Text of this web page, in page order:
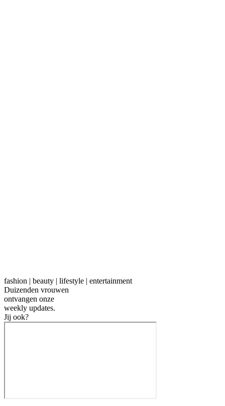
fashion | beauty | lifestyle | entertainment
Duizenden vrouwen
ontvangen onze
weekly updates.
Jij ook?